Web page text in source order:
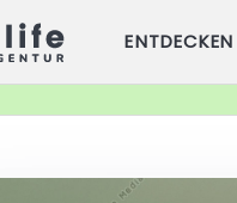
ENTDECKEN